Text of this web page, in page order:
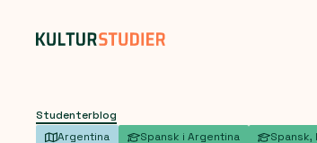
Studenterblog
Argentina
Spansk i Argentina